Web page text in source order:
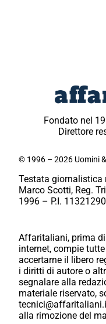
Fondato nel
Direttore
© 1996 – 2026 Uomini
Testata giornalistica
Marco Scotti, Reg.
1996 – P.I.
Affaritaliani, prima
internet, compie
accertarne il libero
i diritti di autore o
segnalare alla
materiale riservato,
alla rimozione del